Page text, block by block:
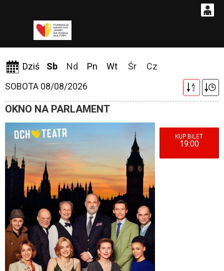
0,00
14 51
Dziś Sb Nd Pn Wt Śr
Cz
SOBOTA 08/08/2026
A
Z
OKNO NA PARLAMENT
19:00